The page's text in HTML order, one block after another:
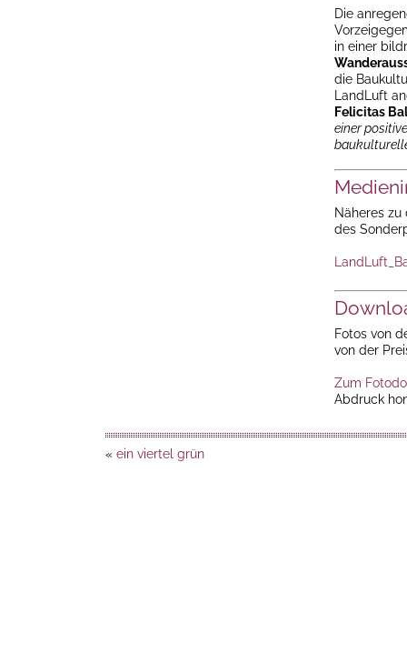
Die
in einer
die
LandLuft
Felicitas
einer
Näheres
des
Fotos von
von der
Zum
Abdruck
« ein viertel grün